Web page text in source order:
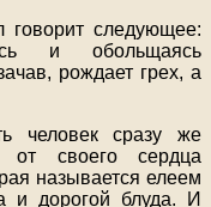
говорит следующее:
и обольщаясь
рождает грех, а
человек сразу же
своего сердца
называется елеем
и дорогой блуда. И